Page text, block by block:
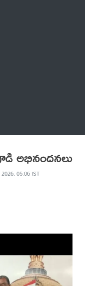
అభినందనలు
05:06 IST